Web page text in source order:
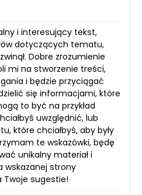
i interesujący tekst,
dotyczących tematu,
Dobre zrozumienie
mi na stworzenie treści,
i będzie przyciągać
się informacjami, które
to być na przykład
uwzględnić, lub
które chciałbyś, aby były
te wskazówki, będę
unikalny materiał i
wskazanej strony
Twoje sugestie!